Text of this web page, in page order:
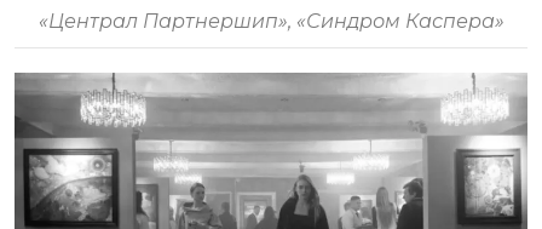
«Централ Партнершип», «Синдром Каспера»